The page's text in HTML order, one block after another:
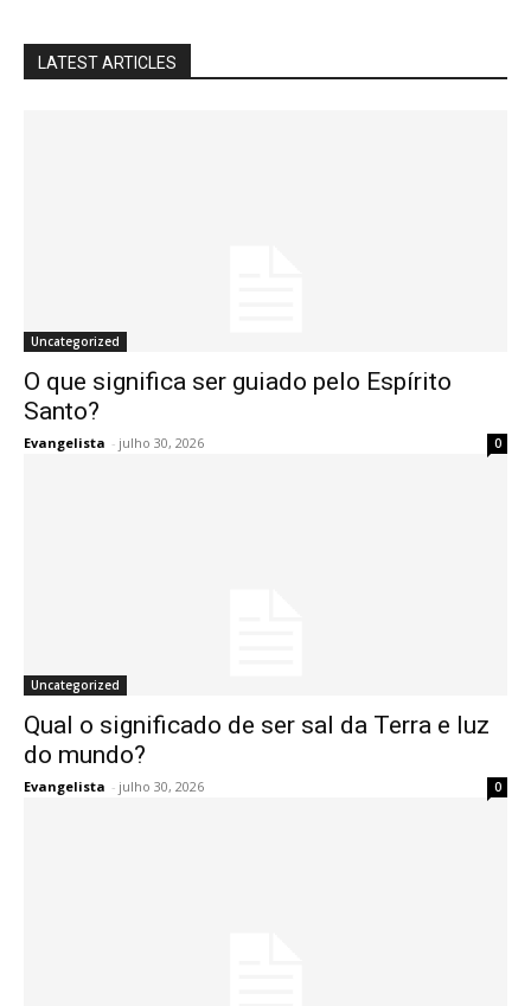
LATEST ARTICLES
Uncategorized
O que significa ser guiado pelo Espírito
Santo?
Evangelista - julho 30, 2026 0
Uncategorized
Qual o significado de ser sal da Terra e luz
do mundo?
Evangelista - julho 30, 2026 0